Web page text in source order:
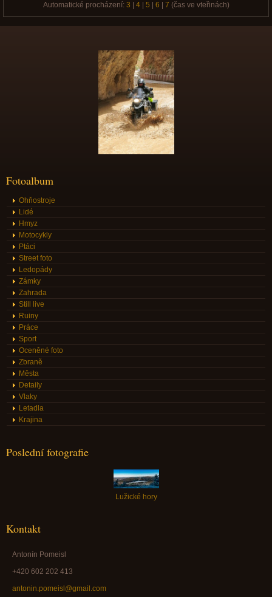
Automatické procházení: 3 4| 5 6 7 (čas ve vteřinách)
Fotoalbum
Ohňostroje
Lidé
Hmyz
Motocykly
Ptáci
Street foto
Ledopády
Zámky
Zahrada
Still live
Ruiny
Práce
Sport
Oceněné foto
Zbraně
Města
Detaily
Vlaky
Letadla
Krajina
Poslední fotografie
Lužické hory
Kontakt
Antonín Pomeisl
+420 602 202 413
antonin.pomeisl@gmail.com